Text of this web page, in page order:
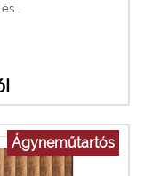
Ágyneműtartós